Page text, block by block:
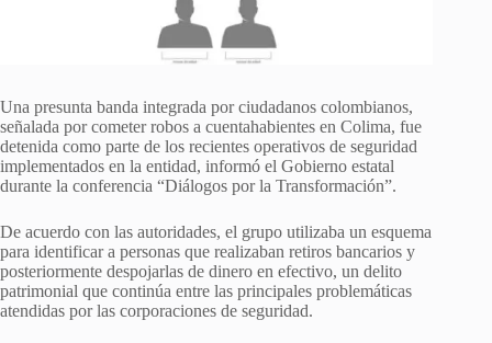
Una presunta banda integrada por ciudadanos colombianos,
señalada por cometer robos a cuentahabientes en Colima, fue
detenida como parte de los recientes operativos de seguridad
implementados en la entidad, informó el Gobierno estatal
durante la conferencia “Diálogos por la Transformación”.
De acuerdo con las autoridades, el grupo utilizaba un esquema
para identificar a personas que realizaban retiros bancarios y
posteriormente despojarlas de dinero en efectivo, un delito
patrimonial que continúa entre las principales problemáticas
atendidas por las corporaciones de seguridad.